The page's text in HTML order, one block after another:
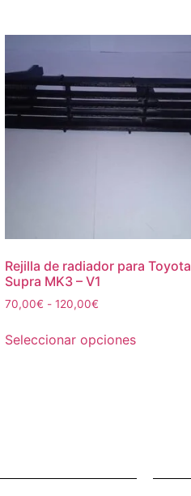
Rejilla de radiador para Toyota
Supra MK3 – V1
70,00€ - 120,00€
Seleccionar opciones